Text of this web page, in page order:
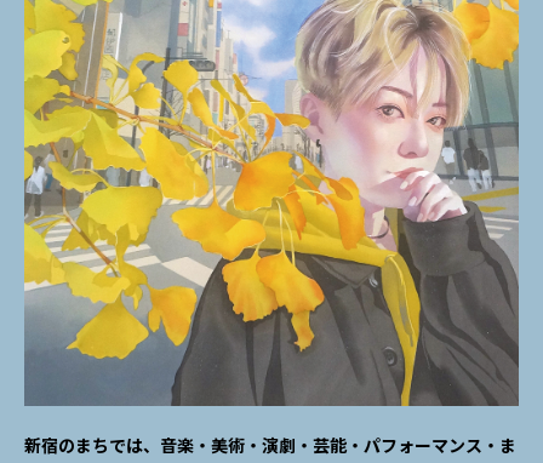
新宿のまちでは、音楽・美術・演劇・芸能・パフォーマンス・ま